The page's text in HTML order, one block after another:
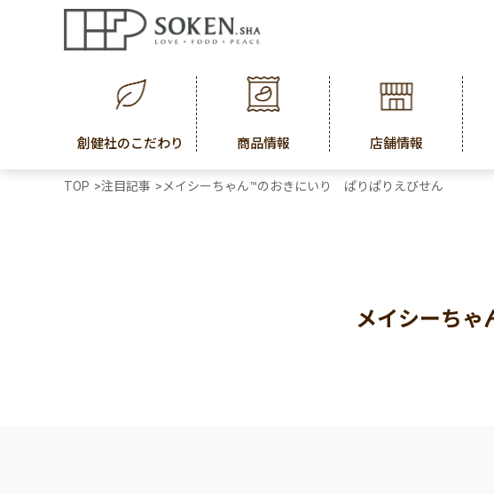
創健社のこだわり 商品情報 店舗情報
TOP >注目記事 > メイシーちゃん™のおきにいり ぱりぱりえびせん
メイシーち